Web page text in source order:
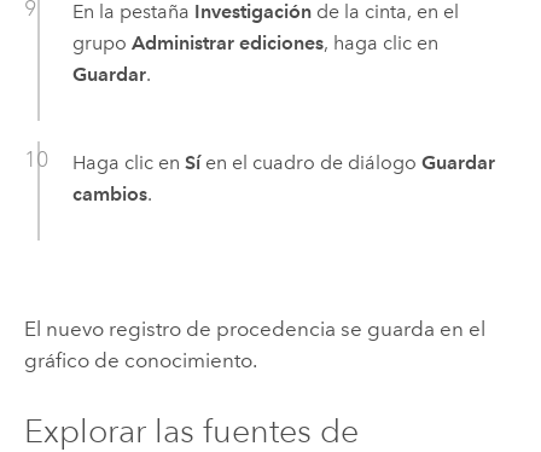
En la pestaña Investigaciónde la cinta, en el
grupo Administrar ediciones, haga clic en
Guardar.
Haga clic en Síen el cuadro de diálogo Guardar
cambios.
El nuevo registro de procedencia se guarda en el
gráfico de conocimiento.
Explorar las fuentes de